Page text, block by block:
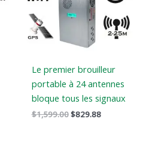
Le premier brouilleur
portable à 24 antennes
bloque tous les signaux
$1,599.00$829.88